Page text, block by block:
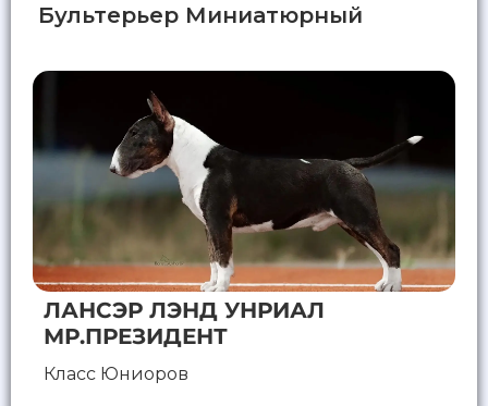
Бультерьер Миниатюрный
ЛАНСЭР ЛЭНД УНРИАЛ
МР.ПРЕЗИДЕНТ
Класс Юниоров